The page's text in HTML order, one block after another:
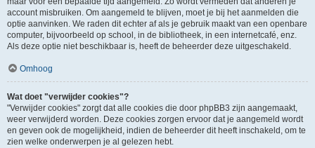
account misbruiken. Om aangemeld te blijven, moet je bij het aanmelden die
optie aanvinken. We raden dit echter af als je gebruik maakt van een openbare
computer, bijvoorbeeld op school, in de bibliotheek, in een internetcafé, enz.
Als deze optie niet beschikbaar is, heeft de beheerder deze uitgeschakeld.
Omhoog
Wat doet "verwijder cookies"?
"Verwijder cookies" zorgt dat alle cookies die door phpBB3 zijn aangemaakt,
weer verwijderd worden. Deze cookies zorgen ervoor dat je aangemeld wordt
en geven ook de mogelijkheid, indien de beheerder dit heeft inschakeld, om te
zien welke onderwerpen je al gelezen hebt.